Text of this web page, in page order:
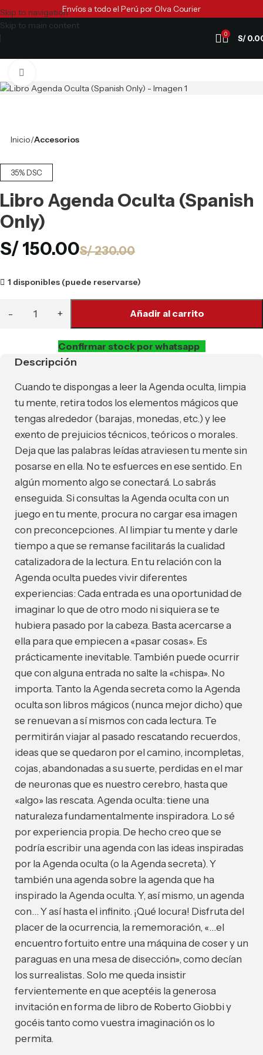
Skip to navigation
Skip to main content
Envíos a todo el Perú por Olva Courier
0 S/
Inicio Accesorios
35% DSC
Libro Agenda Oculta (Spanish
Only)
S/230.00
S/150.00
1 disponibles (puede reservarse)
Añadir al carrito
Confirmar stock por whatsapp
Descripción
Cuando te dispongas a leer la Agenda oculta, limpia
tu mente, retira todos los elementos mágicos que
tengas alrededor (barajas, monedas, etc.) y lee
exento de prejuicios técnicos, teóricos o morales.
Deja que las palabras leídas atraviesen tu mente sin
posarse en ella. No te esfuerces en ese sentido. En
algún momento algo se conectará. Lo sabrás
enseguida. Si consultas la Agenda oculta con un
juego en tu mente, procura no cargar esa imagen
con preconcepciones. Al limpiar tu mente y darle
tiempo a que se remanse facilitarás la cualidad
catalizadora de la lectura. En tu relación con la
Agenda oculta puedes vivir diferentes
experiencias: Cada entrada es una oportunidad de
imaginar lo que de otro modo ni siquiera se te
hubiera pasado por la cabeza. Basta acercarse a
ella para que empiecen a «pasar cosas». Es
prácticamente inevitable. También puede ocurrir
que con alguna entrada no salte la «chispa». No
importa. Tanto la Agenda secreta como la Agenda
oculta son libros mágicos (nunca mejor dicho) que
se renuevan a sí mismos con cada lectura. Te
permitirán viajar al pasado rescatando recuerdos,
ideas que se quedaron por el camino, incompletas,
cojas, abandonadas a su suerte, perdidas en el mar
de neuronas que es nuestro cerebro, hasta que
«algo» las rescata. Agenda oculta: tiene una
naturaleza fundamentalmente inspiradora. Lo sé
por experiencia propia. De hecho creo que se
podría escribir una agenda con las ideas inspiradas
por la Agenda oculta (o la Agenda secreta). Y
también una agenda sobre la agenda que ha
inspirado la Agenda oculta. Y, así mismo, un agenda
con… Y así hasta el infinito. ¡Qué locura! Disfruta del
placer de la ocurrencia, la rememoración, «…el
encuentro fortuito entre una máquina de coser y un
paraguas en una mesa de disección», como decían
los surrealistas. Solo me queda insistir
fervientemente en que aceptéis la generosa
invitación en forma de libro de Roberto Giobbi y
gocéis tanto como vuestra imaginación os lo
permita.